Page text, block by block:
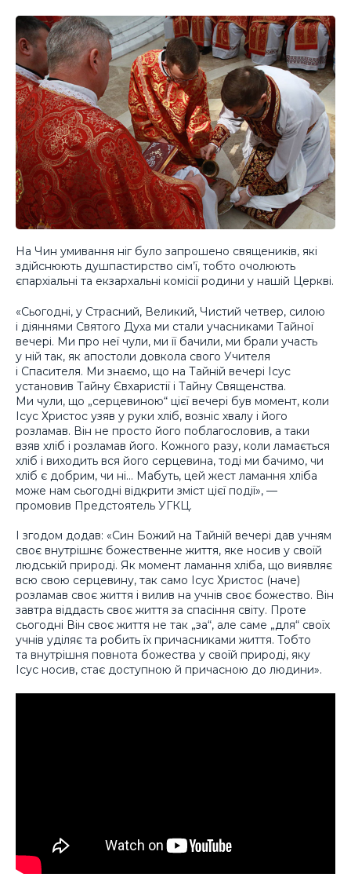
На Чин умивання ніг було запрошено священиків, які
здійснюють душпастирство сім’ї, тобто очолюють
єпархіальні та екзархальні комісії родини у нашій Церкві.
«Сьогодні, у Страсний, Великий, Чистий четвер, силою
і діяннями Святого Духа ми стали учасниками Тайної
вечері. Ми про неї чули, ми її бачили, ми брали участь
у ній так, як апостоли довкола свого Учителя
і Спасителя. Ми знаємо, що на Тайній вечері Ісус
установив Тайну Євхаристії і Тайну Священства.
Ми чули, що „серцевиною“ цієї вечері був момент, коли
Ісус Христос узяв у руки хліб, возніс хвалу і його
розламав. Він не просто його поблагословив, а таки
взяв хліб і розламав його. Кожного разу, коли ламається
хліб і виходить вся його серцевина, тоді ми бачимо, чи
хліб є добрим, чи ні… Мабуть, цей жест ламання хліба
може нам сьогодні відкрити зміст цієї події», —
промовив Предстоятель УГКЦ.
І згодом додав: «Син Божий на Тайній вечері дав учням
своє внутрішнє божественне життя, яке носив у своїй
людській природі. Як момент ламання хліба, що виявляє
всю свою серцевину, так само Ісус Христос (наче)
розламав своє життя і вилив на учнів своє божество. Він
завтра віддасть своє життя за спасіння світу. Проте
сьогодні Він своє життя не так „за“, але саме „для“ своїх
учнів уділяє та робить їх причасниками життя. Тобто
та внутрішня повнота божества у своїй природі, яку
Ісус носив, стає доступною й причасною до людини».